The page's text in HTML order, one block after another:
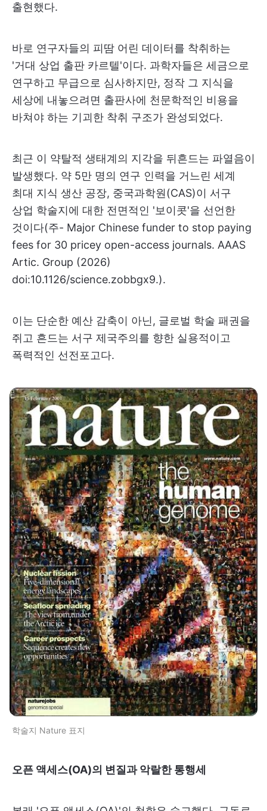
출현했다.
바로 연구자들의 피땀 어린 데이터를 착취하는
'거대 상업 출판 카르텔'이다. 과학자들은 세금으로
연구하고 무급으로 심사하지만, 정작 그 지식을
세상에 내놓으려면 출판사에 천문학적인 비용을
바쳐야 하는 기괴한 착취 구조가 완성되었다.
최근 이 약탈적 생태계의 지각을 뒤흔드는 파열음이
발생했다. 약 5만 명의 연구 인력을 거느린 세계
최대 지식 생산 공장, 중국과학원(CAS)이 서구
상업 학술지에 대한 전면적인 '보이콧'을 선언한
것이다(주- Major Chinese funder to stop paying
fees for 30 pricey open-access journals. AAAS
Artic. Group (2026)
doi:10.1126/science.zobbgx9.).
이는 단순한 예산 감축이 아닌, 글로벌 학술 패권을
쥐고 흔드는 서구 제국주의를 향한 실용적이고
폭력적인 선전포고다.
학술지 Nature 표지
오픈 액세스(OA)의 변질과 악랄한 통행세